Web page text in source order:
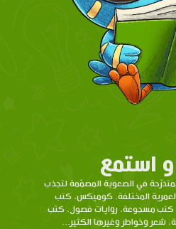
استمع
في الصعوبة المصمّمة لتجذب
العمرية المختلفة. كوميكس، كتب
مسجوعة، روايات فصول، كتب
شعر وخواطر وغيرها الكثير...